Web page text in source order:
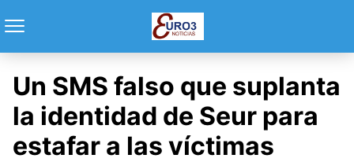
Un SMS falso que suplanta
la identidad de Seur para
estafar a las víctimas